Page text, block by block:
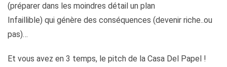
(préparer dans les moindres détail un plan
Infaillible) qui génère des conséquences (devenir riche..ou
pas)…
Et vous avez en 3 temps, le pitch de la Casa Del Papel !